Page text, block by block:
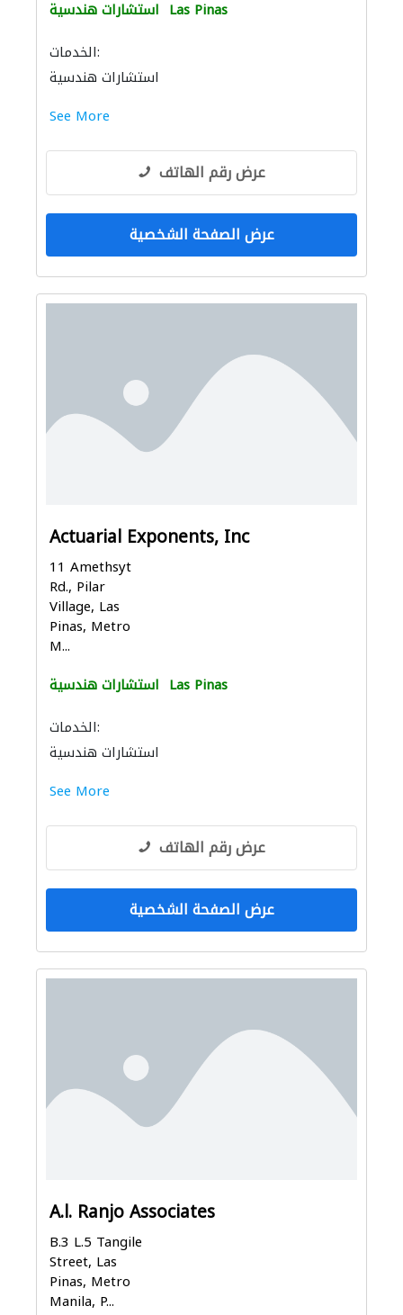
استشارات هندسية Las Pinas
الخدمات:
استشارات هندسية
See More
عرض رقم الهاتف
عرض الصفحة الشخصية
Actuarial Exponents, Inc
11 Amethsyt
Rd., Pilar
Village, Las
Pinas, Metro
M...
استشارات هندسية Las Pinas
الخدمات:
استشارات هندسية
See More
عرض رقم الهاتف
عرض الصفحة الشخصية
A.l. Ranjo Associates
B.3 L.5 Tangile
Street, Las
Pinas, Metro
Manila, P...